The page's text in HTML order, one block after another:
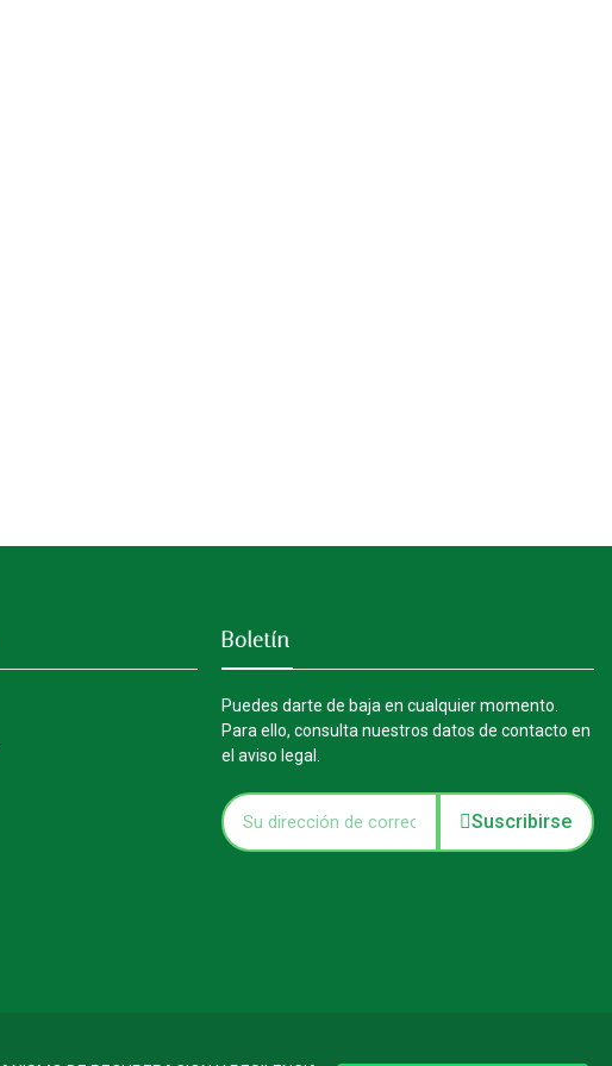
Boletín
Puedes darte de baja en cualquier momento.
Para ello, consulta nuestros datos de contacto en
el aviso legal.
Suscribirse